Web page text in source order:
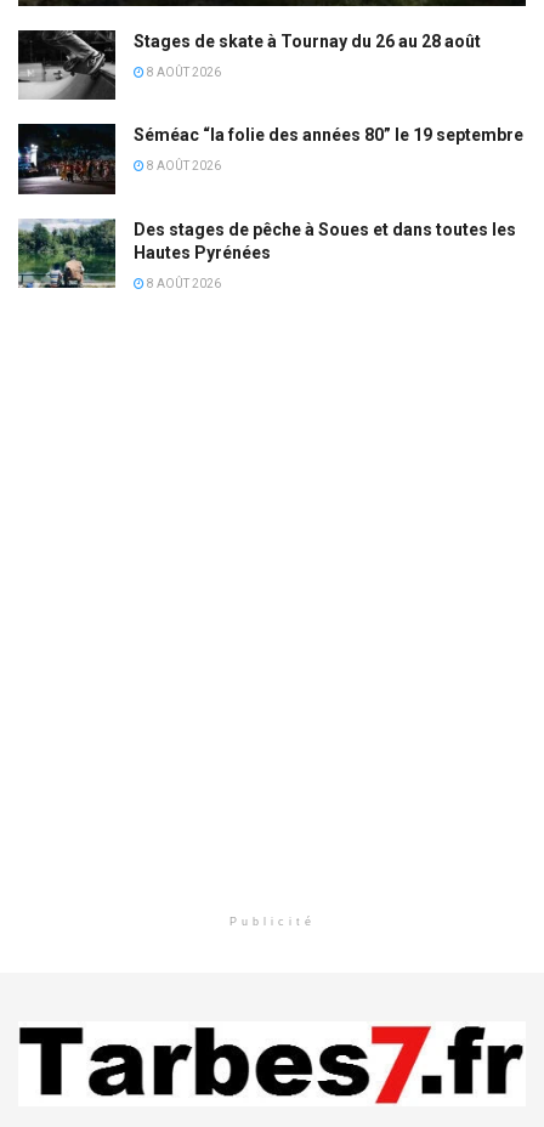
Stages de skate à Tournay du 26 au 28 août
8 AOÛT 2026
Séméac “la folie des années 80” le 19 septembre
8 AOÛT 2026
Des stages de pêche à Soues et dans toutes les
Hautes Pyrénées
8 AOÛT 2026
Publicité